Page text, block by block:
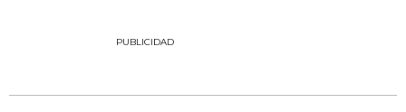
PUBLICIDAD